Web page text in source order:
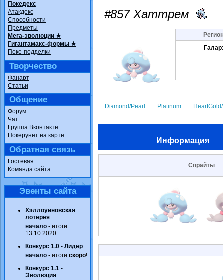
Покедекс
Атакдекс
Способности
Предметы
Мега-эволюции ★
Гигантамакс-формы ★
Поке-подделки
Творчество
Фанарт
Статьи
Общение
Форум
Чат
Группа Вконтакте
Покерунет на карте
Обратная связь
Гостевая
Команда сайта
Эвенты сайта
Хэллоуиновская
лотерея
начало - итоги
13.10.2020
Конкурс 1.0 - Лидер
начало - итоги скоро!
Конкурс 1.1 -
Эволюция
#857 Хаттрем
Галар
Diamond/Pearl Platinum
Информация
Спрайты